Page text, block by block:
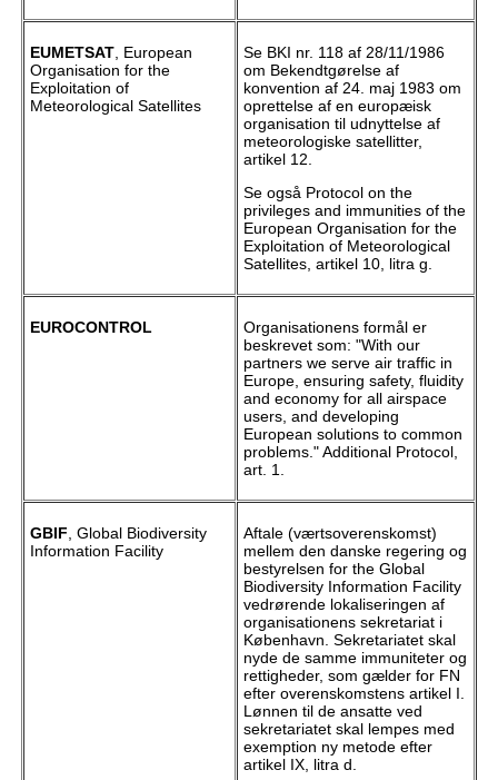
EUMETSAT, European
Organisation for the
Exploitation of
Meteorological Satellites
Se BKI nr. 118 af 28/11/1986
om Bekendtgørelse af
konvention af 24. maj 1983 om
oprettelse af en europæisk
organisation til udnyttelse af
meteorologiske satellitter,
artikel 12.
Se også Protocol on the
privileges and immunities of the
European Organisation for the
Exploitation of Meteorological
Satellites, artikel 10, litra g.
EUROCONTROL
Organisationens formål er
beskrevet som: "With our
partners we serve air traffic in
Europe, ensuring safety, fluidity
and economy for all airspace
users, and developing
European solutions to common
problems." Additional Protocol,
art. 1.
GBIF , Global Biodiversity
Information Facility
Aftale (værtsoverenskomst)
mellem den danske regering og
bestyrelsen for the Global
Biodiversity Information Facility
vedrørende lokaliseringen af
organisationens sekretariat i
København. Sekretariatet skal
nyde de samme immuniteter og
rettigheder, som gælder for FN
efter overenskomstens artikel I.
Lønnen til de ansatte ved
sekretariatet skal lempes med
exemption ny metode efter
artikel IX, litra d.